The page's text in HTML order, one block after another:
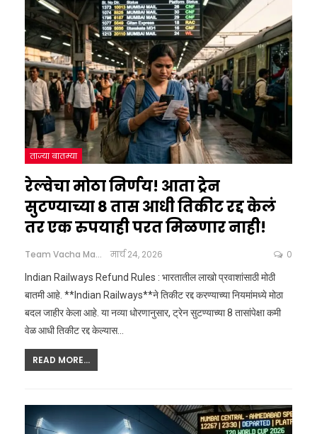
ताज्या बातम्या
रेल्वेचा मोठा निर्णय! आता ट्रेन
सुटण्याच्या 8 तास आधी तिकीट रद्द केलं
तर एक रुपयाही परत मिळणार नाही!
Team Vacha Marathi मार्च 24, 2026 0
Indian Railways Refund Rules : भारतातील लाखो प्रवाशांसाठी मोठी
बातमी आहे. **Indian Railways**ने तिकीट रद्द करण्याच्या नियमांमध्ये मोठा
बदल जाहीर केला आहे. या नव्या धोरणानुसार, ट्रेन सुटण्याच्या 8 तासांपेक्षा कमी
वेळ आधी तिकीट रद्द केल्यास…
READ MORE...